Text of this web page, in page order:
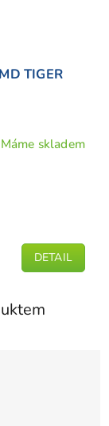
TIGER
Máme skladem
DETAIL